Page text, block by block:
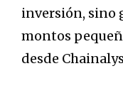
inversión, sino
montos
desde